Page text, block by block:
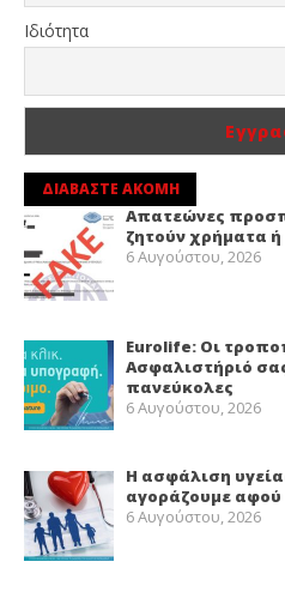
Ιδιότητα
ΔΙΑΒΑΣΤΕ ΑΚΟΜΗ
Απατεώνες
ζητούν χρήματα
6 Αυγούστου, 2026
Eurolife: Οι
Ασφαλιστήριό
πανεύκολες
6 Αυγούστου, 2026
Η ασφάλιση
αγοράζουμε
6 Αυγούστου, 2026